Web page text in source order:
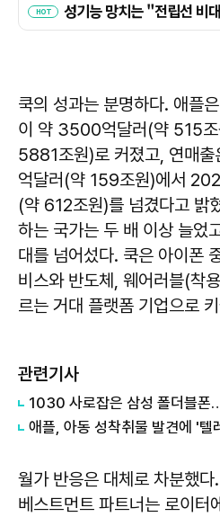
쿡의 성과는 분명하다. 애플
이 약 3500억달러(약 515
5881조원)로 커졌고, 연매
억달러(약 159조원)에서
(약 612조원)를 넘겼다고 밝
하는 국가는 두 배 이상 늘었
대를 넘어섰다. 쿡은 아이폰
비스와 반도체, 웨어러블(착
르는 거대 플랫폼 기업으로
관련기사
1030 사로잡은 삼성 폴더블폰
월가 반응은 대체로 차분했
베스트먼트 파트너는 로이터